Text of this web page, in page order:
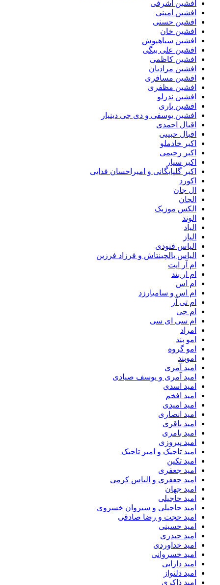
افشین اشرفی
افشین امینی
افشین حسنی
افشین خان
افشین سیاهپوش
افشین علی بیگی
افشین کاظمی
افشین مرادیان
افشین مسافری
افشین مظفری
افشین ندرلو
افشین یاری
افشین یوسفی و دی جی دینیار
اقبال احمدی
اقبال حبیبی
اکبر خادملو
اکبر رحیمی
اکبر سیار
اکبر گلپایگانی و امیراحسان فدایی
اکورد
ال جان
الجان
الکس موزیک
الوند
الیاد
الیاز
الیاس فنودی
الیاس یالچینتاش و فرزاد فرزین
ام آر ایت
ام‌ ار بند
ام اس
ام اس و سامیارزد
ام تی آر
ام جی
ام سی ای سی
امراد
امو بند
امو گروه
اموبند
امید آمری
امید آمری و یوسف صیادی
امید اسدی
امید افخم
امید امیدی
امید انصاری
امید باقری
امید بامری
امید پیروزی
امید تاجیک و امیر تاجیک
امید تکین
امید جعفری
امید جعفری و الیاس کرمی
امید جهان
امید حاجیلی
امید حاجیلی و سیروان خسروی
امید حجت و رضا صادقی
امید حسینی
امید حیدری
امید خداوردی
امید خسروانی
امید دارابی
امید دلنواز
امید ذاکری